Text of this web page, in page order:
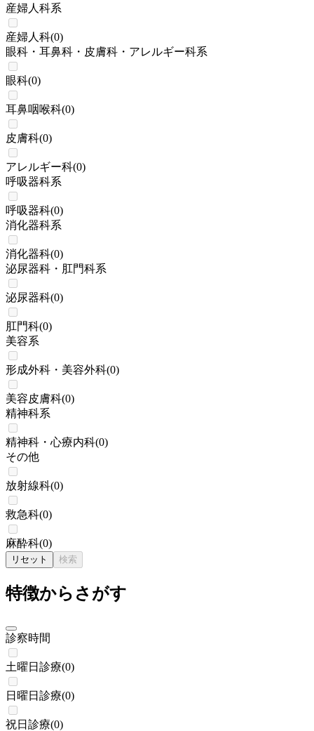
産婦人科系
産婦人科(0)
眼科・耳鼻科・皮膚科・アレルギー科系
眼科(0)
耳鼻咽喉科(0)
皮膚科(0)
アレルギー科(0)
呼吸器科系
呼吸器科(0)
消化器科系
消化器科(0)
泌尿器科・肛門科系
泌尿器科(0)
肛門科(0)
美容系
形成外科・美容外科(0)
美容皮膚科(0)
精神科系
精神科・心療内科(0)
その他
放射線科(0)
救急科(0)
麻酔科(0)
リセット 検索
特徴からさがす
診察時間
土曜日診療(0)
日曜日診療(0)
祝日診療(0)